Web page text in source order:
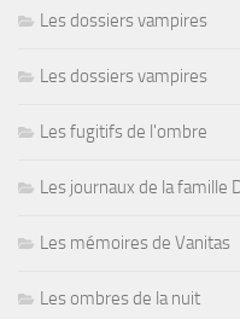
Les dossiers vampires
Les dossiers vampires
Les fugitifs de l'ombre
Les journaux de la famille
Les mémoires de Vanitas
Les ombres de la nuit